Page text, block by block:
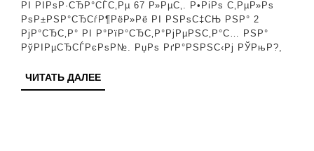
РІ РІРѕР·СЂР°СЃС‚Рµ 67 Р»РµС‚. Р•РіРѕ С‚РµР»Рѕ
РѕР±РЅР°СЂСѓР¶РёР»Рё РІ РЅРѕС‡СЊ РЅР° 2
РјР°СЂС‚Р° РІ Р°РїР°СЂС‚Р°РјРµРЅС‚Р°С… РЅР°
РўРІРµСЂСЃРєРѕР№. РџРѕ РґР°РЅРЅС‹Рј РЎРњР?,
ЧИТАТЬ ДАЛЕЕЧИТАТЬ
ДАЛЕЕ